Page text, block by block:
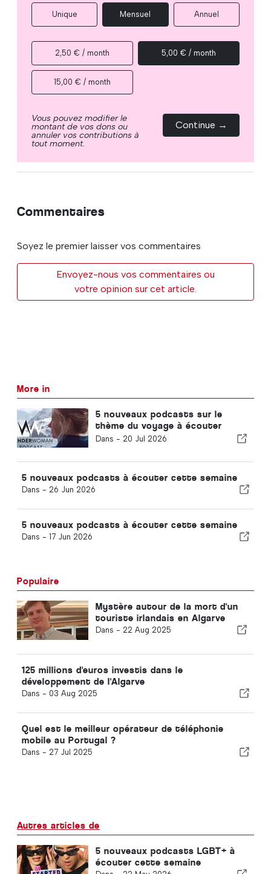
Unique Mensuel Annuel
2,50 € / month 5,00 € / month
15,00 € / month
Vous pouvez modifier le
montant de vos dons ou
annuler vos contributions à
tout moment.
Continue →
Commentaires
Soyez le premier laisser vos commentaires
Envoyez-nous vos commentaires ou
votre opinion sur cet article.
More in
5 nouveaux podcasts sur le
thème du voyage à écouter
cette semaine
Dans - 20 Jul 2026
5 nouveaux podcasts à écouter cette semaine
Dans - 26 Jun 2026
5 nouveaux podcasts à écouter cette semaine
Dans - 17 Jun 2026
Populaire
Mystère autour de la mort d'un
touriste irlandais en Algarve
Dans - 22 Aug 2025
125 millions d'euros investis dans le
développement de l'Algarve
Dans - 03 Aug 2025
Quel est le meilleur opérateur de téléphonie
mobile au Portugal ?
Dans - 27 Jul 2025
Autres articles de
5 nouveaux podcasts LGBT+ à
écouter cette semaine